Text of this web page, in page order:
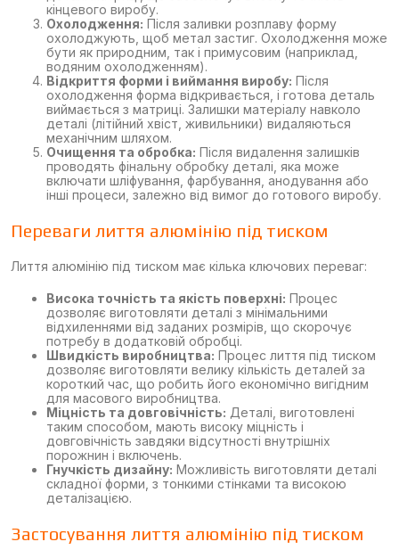
кінцевого виробу.
Охолодження: Після заливки розплаву форму
охолоджують, щоб метал застиг. Охолодження може
бути як природним, так і примусовим (наприклад,
водяним охолодженням).
Відкриття форми і виймання виробу: Після
охолодження форма відкривається, і готова деталь
виймається з матриці. Залишки матеріалу навколо
деталі (літійний хвіст, живильники) видаляються
механічним шляхом.
Очищення та обробка: Після видалення залишків
проводять фінальну обробку деталі, яка може
включати шліфування, фарбування, анодування або
інші процеси, залежно від вимог до готового виробу.
Переваги лиття алюмінію під тиском
Лиття алюмінію під тиском має кілька ключових переваг:
Висока точність та якість поверхні: Процес
дозволяє виготовляти деталі з мінімальними
відхиленнями від заданих розмірів, що скорочує
потребу в додатковій обробці.
Швидкість виробництва: Процес лиття під тиском
дозволяє виготовляти велику кількість деталей за
короткий час, що робить його економічно вигідним
для масового виробництва.
Міцність та довговічність: Деталі, виготовлені
таким способом, мають високу міцність і
довговічність завдяки відсутності внутрішніх
порожнин і включень.
Гнучкість дизайну: Можливість виготовляти деталі
складної форми, з тонкими стінками та високою
деталізацією.
Застосування лиття алюмінію під тиском